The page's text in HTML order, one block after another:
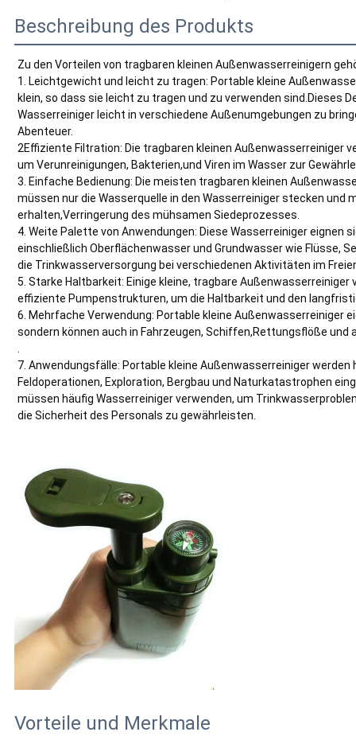
Beschreibung des Produkts
Zu den Vorteilen von tragbaren kleinen Außenwasserreinigern
1. Leichtgewicht und leicht zu tragen: Portable kleine
klein, so dass sie leicht zu tragen und zu verwenden sind.Dieses
Wasserreiniger leicht in verschiedene Außenumgebungen zu
Abenteuer.
2Effiziente Filtration: Die tragbaren kleinen Außenwasserreiniger
um Verunreinigungen, Bakterien,und Viren im Wasser zur
3. Einfache Bedienung: Die meisten tragbaren kleinen
müssen nur die Wasserquelle in den Wasserreiniger stecken und
erhalten,Verringerung des mühsamen Siedeprozesses.
4. Weite Palette von Anwendungen: Diese Wasserreiniger eignen
einschließlich Oberflächenwasser und Grundwasser wie Flüsse,
die Trinkwasserversorgung bei verschiedenen Aktivitäten im
5. Starke Haltbarkeit: Einige kleine, tragbare
effiziente Pumpenstrukturen, um die Haltbarkeit und den
6. Mehrfache Verwendung: Portable kleine Außenwasserreiniger
sondern können auch in Fahrzeugen, Schiffen,Rettungsflöße
.
7. Anwendungsfälle: Portable kleine Außenwasserreiniger
Feldoperationen, Exploration, Bergbau und Naturkatastrophen
müssen häufig Wasserreiniger verwenden, um
die Sicherheit des Personals zu gewährleisten.
Vorteile und Merkmale